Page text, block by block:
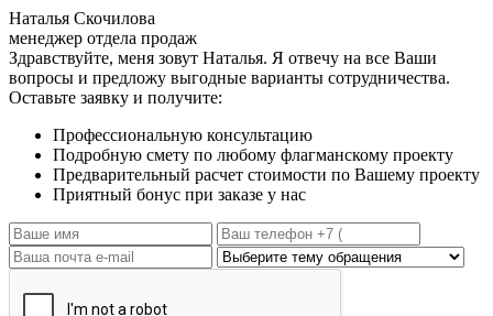
Наталья Скочилова
менеджер отдела продаж
Здравствуйте, меня зовут Наталья. Я отвечу на все Ваши
вопросы и предложу выгодные варианты сотрудничества.
Оставьте заявку и получите:
Профессиональную консультацию
Подробную смету по любому флагманскому проекту
Предварительный расчет стоимости по Вашему проекту
Приятный бонус при заказе у нас